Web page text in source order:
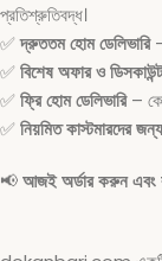
প্রতিশ্রুতিবদ্ধ।
✅দ্রুততম হোম ডেলিভারি
✅ বিশেষ অফার ও ডিসকাউন্ট
✅ ফ্রি হোম ডেলিভারি–
✅ নিয়মিত কাস্টমারদের
📢আজই অর্ডার করুন এবং